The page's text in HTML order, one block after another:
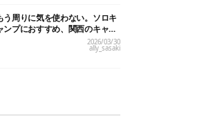
う周りに気を使わない。ソロキ
ンプにおすすめ、関西のキャン
場21選
2026/03/30
ally_sasaki